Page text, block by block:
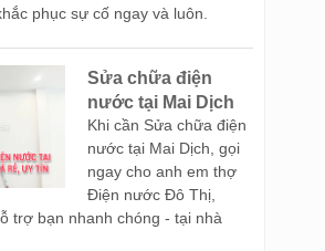
phục sự cố ngay và luôn.
Sửa chữa điện
nước tại Mai Dịch
Khi cần Sửa chữa điện
nước tại Mai Dịch, gọi
ngay cho anh em thợ
Điện nước Đô Thị,
trợ bạn nhanh chóng - tại nhà